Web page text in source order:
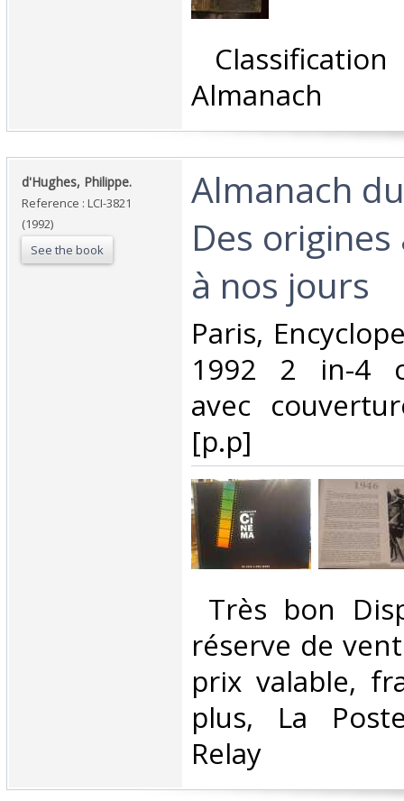
Almanach‎
‎d'Hughes, Philippe.‎
Reference : LCI-3821
(1992)
See the book
‎Almanach
Des
à nos jours‎
‎Paris,
1992 2 in-4
avec
[p.p] ‎
Très bon
réserve de
prix valable,
plus, La
Relay‎